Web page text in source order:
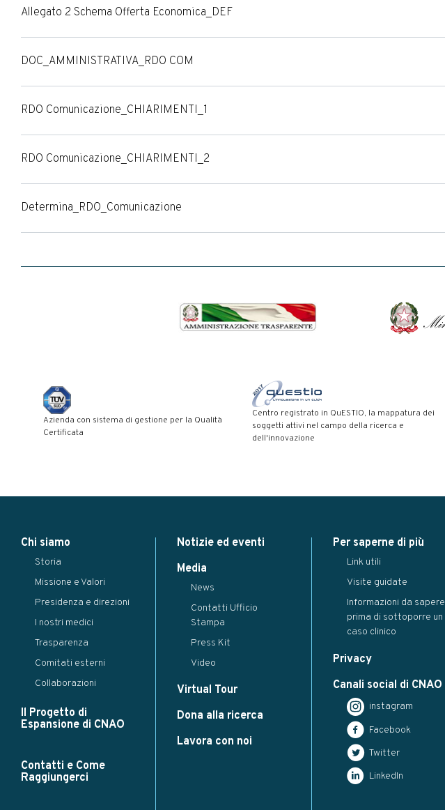
Allegato 2 Schema Offerta Economica_DEF
DOC_AMMINISTRATIVA_RDO COM
RDO Comunicazione_CHIARIMENTI_1
RDO Comunicazione_CHIARIMENTI_2
Determina_RDO_Comunicazione
Azienda con sistema di gestione per la Qualità
Certificata
Centro registrato in QuESTIO, la mappatura dei
soggetti attivi nel campo della ricerca e
dell'innovazione
Chi siamo
Storia
Missione e Valori
Presidenza e direzioni
I nostri medici
Trasparenza
Comitati esterni
Collaborazioni
Il Progetto di
Espansione di CNAO
Contatti e Come
Raggiungerci
Notizie ed eventi
Media
News
Contatti Ufficio
Stampa
Press Kit
Video
Virtual Tour
Dona alla ricerca
Lavora con noi
Per saperne di più
Link utili
Visite guidate
Informazioni da sapere
prima di sottoporre un
caso clinico
Privacy
Canali social di CNAO
instagram
Facebook
Twitter
LinkedIn
Save changes